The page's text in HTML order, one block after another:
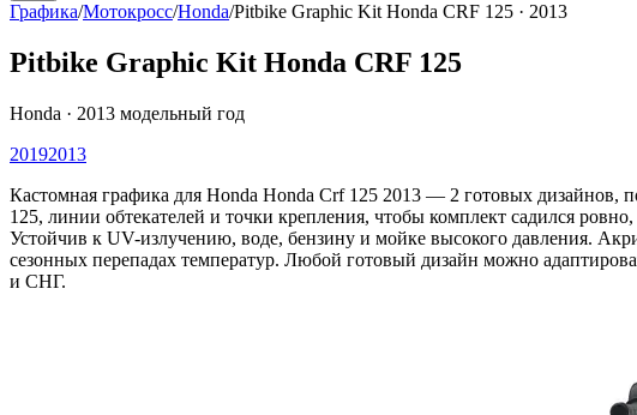
Графика/Мотокросс/Honda/Pitbike Graphic Kit Honda CRF 125 · 2013
Pitbike Graphic Kit Honda CRF 125
Honda · 2013 модельный год
20192013
Кастомная графика для Honda Honda Crf 125 2013 — 2 готовых
125, линии обтекателей и точки крепления, чтобы комплект садился
Устойчив к UV-излучению, воде, бензину и мойке высокого давления.
сезонных перепадах температур. Любой готовый дизайн можно
и СНГ.